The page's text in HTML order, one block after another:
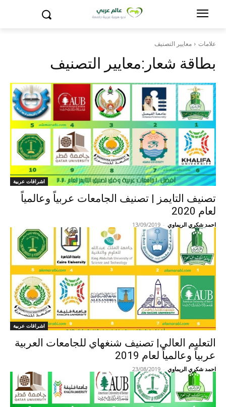
علامات معايير التصنيف
بطاقة شعار:معايير التصنيف
اشراقات عربية
تصنيف التايمز | تصنيف الجامعات عربياً وعالمياً
لعام 2020
احمد شكري الريماوي -
13/09/2019
اشراقات عربية
التعليم العالي| تصنيف شنغهاي للجامعات العربية
عربياً وعالمياً لعام 2019
احمد شكري الريماوي -
23/08/2019